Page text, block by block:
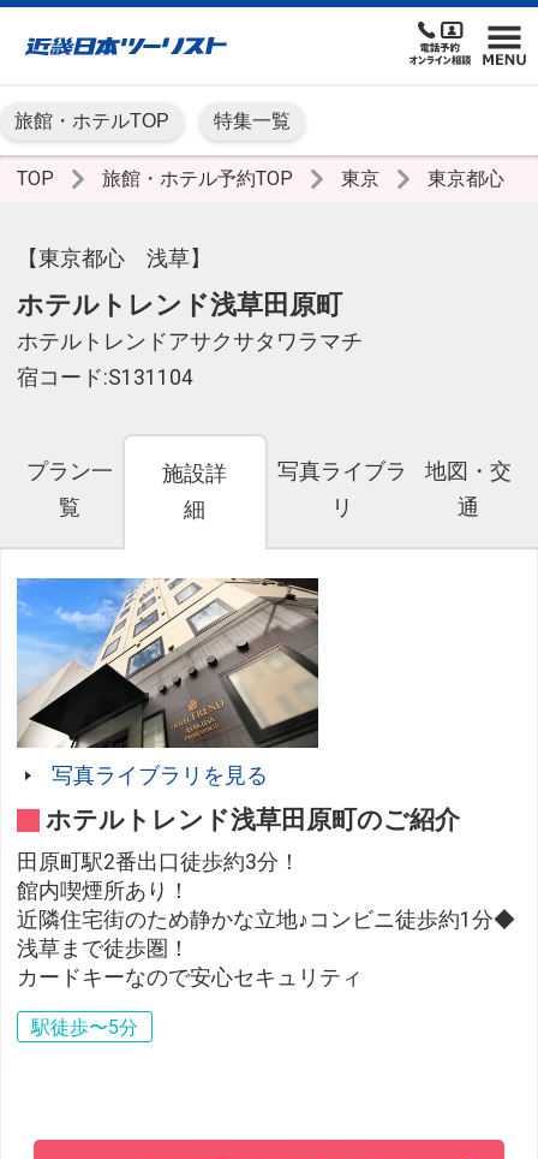
旅館・ホテルTOP 特集一覧
TOP 旅館・ホテル予約TOP 東京 東京都心
【東京都心 浅草】
ホテルトレンド浅草田原町
ホテルトレンドアサクサタワラマチ
宿コード:S131104
プラン一
覧
施設詳
細
写真ライブラ
リ
地図・交
通
写真ライブラリを見る
ホテルトレンド浅草田原町のご紹介
田原町駅2番出口徒歩約3分！
館内喫煙所あり！
近隣住宅街のため静かな立地♪コンビニ徒歩約1分◆
浅草まで徒歩圏！
カードキーなので安心セキュリティ
駅徒歩〜5分